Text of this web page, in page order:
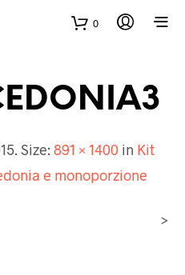
0
. Size: 891 × 1400in Kit
e monoporzione
>